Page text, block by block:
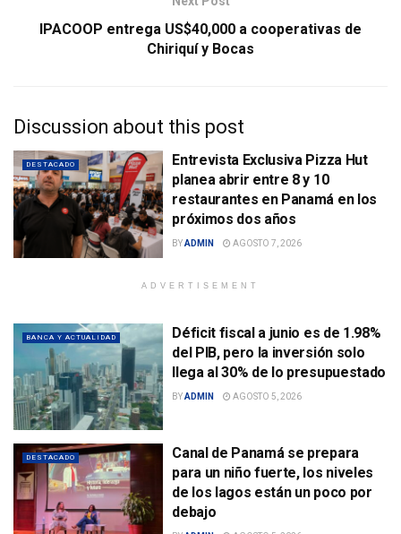
IPACOOP entrega US$40,000 a cooperativas de
Chiriquí y Bocas
Discussion about this post
DESTACADO
Entrevista Exclusiva Pizza Hut
planea abrir entre 8 y 10
restaurantes en Panamá en los
próximos dos años
BYADMIN AGOSTO 7, 2026
ADVERTISEMENT
BANCA Y ACTUALIDAD
Déficit fiscal a junio es de 1.98%
del PIB, pero la inversión solo
llega al 30% de lo presupuestado
BYADMIN AGOSTO 5, 2026
DESTACADO
Canal de Panamá se prepara
para un niño fuerte, los niveles
de los lagos están un poco por
debajo